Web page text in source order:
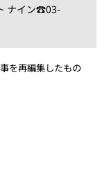
ナイン☎03-
を再編集したもの